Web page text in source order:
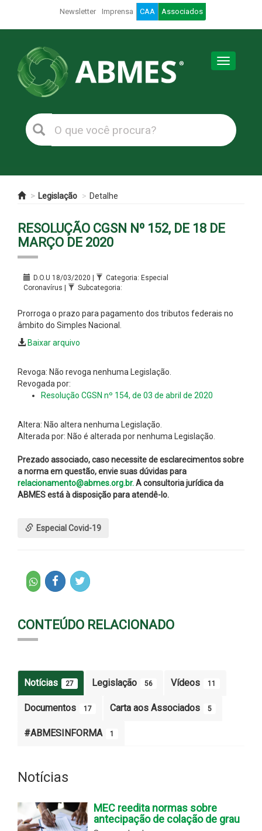
Newsletter Imprensa CAA Associados
Toggle
Legislação Detalhe
RESOLUÇÃO CGSN Nº 152, DE 18 DE
MARÇO DE 2020
D.O.U 18/03/2020 |
Categoria: Especial
Coronavírus |
Subcategoria:
Prorroga o prazo para pagamento dos tributos federais no
âmbito do Simples Nacional.
Baixar arquivo
Revoga: Não revoga nenhuma Legislação.
Revogada por:
Resolução CGSN nº 154, de 03 de abril de 2020
Altera: Não altera nenhuma Legislação.
Alterada por: Não é alterada por nenhuma Legislação.
Prezado associado, caso necessite de esclarecimentos sobre
a norma em questão, envie suas dúvidas para
relacionamento@abmes.org.br.A consultoria jurídica da
ABMES está à disposição para atendê-lo.
Especial Covid-19
CONTEÚDO RELACIONADO
Notícias 27 Legislação 56 Vídeos 11
Documentos 17 Carta aos Associados 5
#ABMESINFORMA 1
Notícias
MEC reedita normas sobre
antecipação de colação de grau